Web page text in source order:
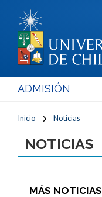
ADMISIÓN
Inicio Noticias
NOTICIAS
MÁS NOTICIAS